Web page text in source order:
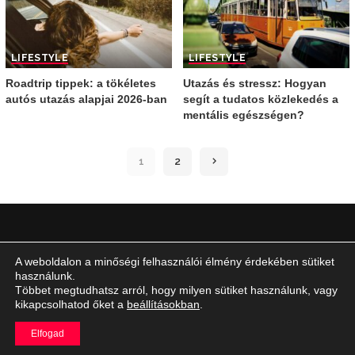
LIFESTYLE
Roadtrip tippek: a tökéletes
autós utazás alapjai 2026-ban
LIFESTYLE
Utazás és stressz: Hogyan
segít a tudatos közlekedés a
mentális egészségen?
1 2
IMPRESSZUM
A weboldalon a minőségi felhasználói élmény érdekében sütiket
használunk.
Többet megtudhatsz arról, hogy milyen sütiket használunk, vagy
kikapcsolhatod őket a beállításokban
Elfogad